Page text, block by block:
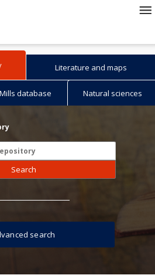
Literature and maps
Mills database Natural sciences
Search
search